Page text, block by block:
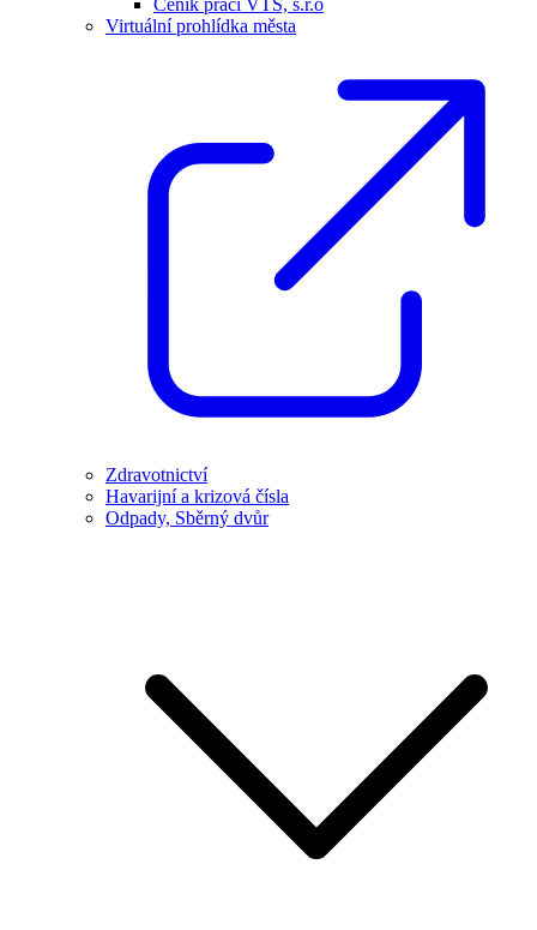
Ceník prací VTS, s.r.o
Virtuální prohlídka města
Zdravotnictví
Havarijní a krizová čísla
Odpady, Sběrný dvůr